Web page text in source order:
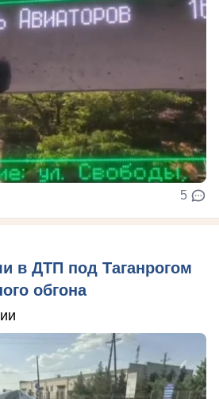
5
в ДТП под Таганрогом
обгона